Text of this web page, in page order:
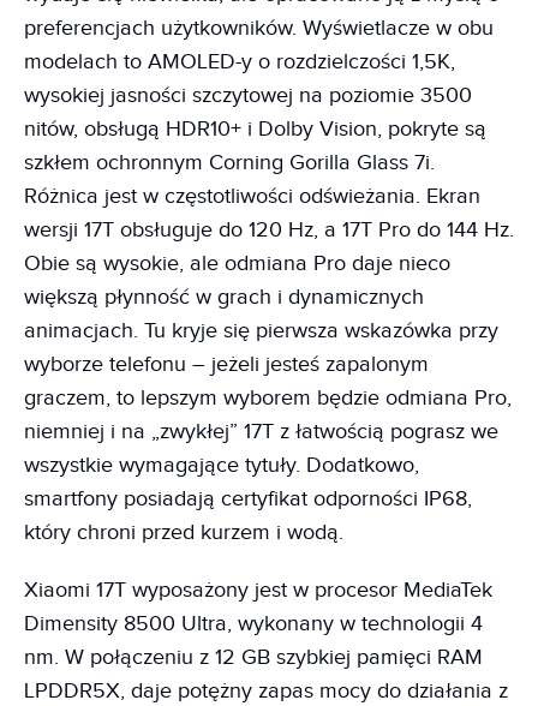
preferencjach użytkowników. Wyświetlacze w obu
modelach to AMOLED-y o rozdzielczości 1,5K,
wysokiej jasności szczytowej na poziomie 3500
nitów, obsługą HDR10+ i Dolby Vision, pokryte są
szkłem ochronnym Corning Gorilla Glass 7i.
Różnica jest w częstotliwości odświeżania. Ekran
wersji 17T obsługuje do 120 Hz, a 17T Pro do 144 Hz.
Obie są wysokie, ale odmiana Pro daje nieco
większą płynność w grach i dynamicznych
animacjach. Tu kryje się pierwsza wskazówka przy
wyborze telefonu – jeżeli jesteś zapalonym
graczem, to lepszym wyborem będzie odmiana Pro,
niemniej i na „zwykłej” 17T z łatwością pograsz we
wszystkie wymagające tytuły. Dodatkowo,
smartfony posiadają certyfikat odporności IP68,
który chroni przed kurzem i wodą.
Xiaomi 17T wyposażony jest w procesor MediaTek
Dimensity 8500 Ultra, wykonany w technologii 4
nm. W połączeniu z 12 GB szybkiej pamięci RAM
LPDDR5X, daje potężny zapas mocy do działania z